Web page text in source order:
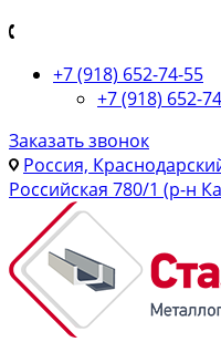
+7 (918) 652-74-55
+7 (918) 652-
Заказать звонок
Россия,
Российская 780/1 (р-н